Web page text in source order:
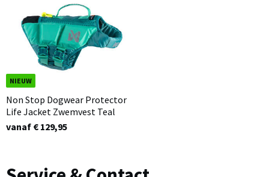
NIEUW
Non Stop Dogwear Protector
Life Jacket Zwemvest Teal
vanaf € 129,95